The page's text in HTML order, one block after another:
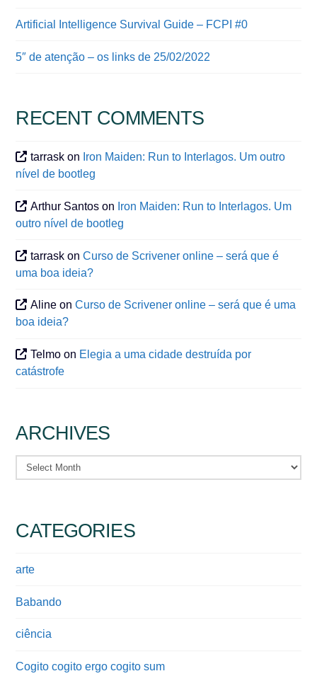
Artificial Intelligence Survival Guide – FCPI #0
5″ de atenção – os links de 25/02/2022
RECENT COMMENTS
tarrask on Iron Maiden: Run to Interlagos. Um outro
nível de bootleg
Arthur Santos on Iron Maiden: Run to Interlagos. Um
outro nível de bootleg
tarrask onCurso de Scrivener online – será que é
uma boa ideia?
Aline onCurso de Scrivener online – será que é uma
boa ideia?
Telmo on Elegia a uma cidade destruída por
catástrofe
ARCHIVES
Archives
CATEGORIES
arte
Babando
ciência
Cogito cogito ergo cogito sum